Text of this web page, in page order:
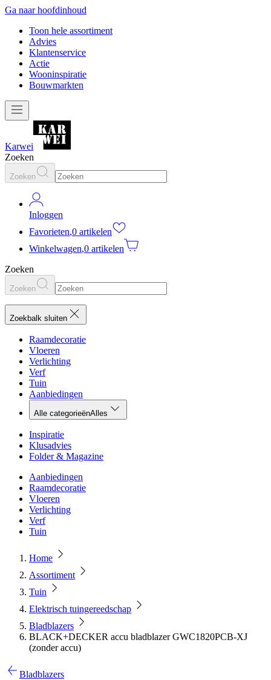
Ga naar hoofdinhoud
Toon hele assortiment
Advies
Klantenservice
Actie
Wooninspiratie
Bouwmarkten
Karwei
Zoeken
Zoeken
Inloggen
Favorieten,0 artikelen
Winkelwagen,0 artikelen
Zoeken
Zoeken
Zoekbalk sluiten
Raamdecoratie
Vloeren
Verlichting
Verf
Tuin
Aanbiedingen
Alle categorieënAlles
Inspiratie
Klusadvies
Folder & Magazine
Aanbiedingen
Raamdecoratie
Vloeren
Verlichting
Verf
Tuin
Home
Assortiment
Tuin
Elektrisch tuingereedschap
Bladblazers
BLACK+DECKER accu bladblazer GWC1820PCB-XJ
(zonder accu)
Bladblazers